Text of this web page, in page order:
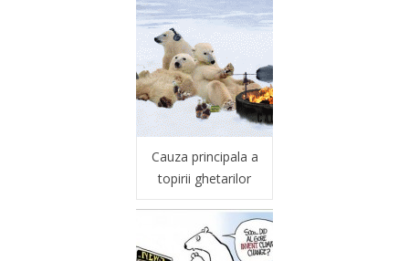
Cauza principala a
topirii ghetarilor